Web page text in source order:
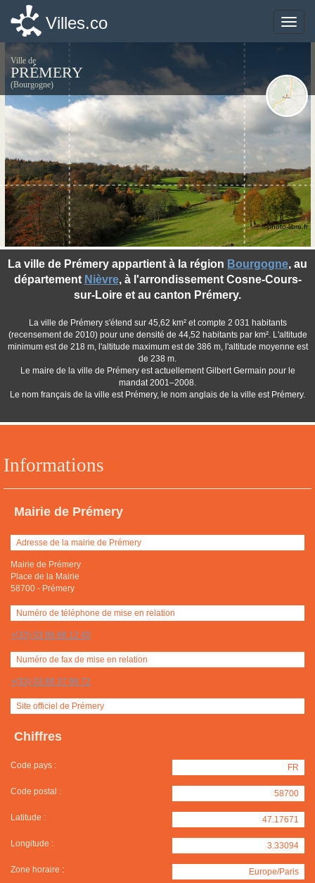
Toggle
Villes.co
Ville de
PRÉMERY
(Bourgogne)
Informations
Mairie de Prémery
Adresse de la mairie de Prémery
Mairie de Prémery
Place de la Mairie
58700 - Prémery
Numéro de téléphone de mise en relation
+(33) 03 86 68 12 40
Numéro de fax de mise en relation
+(33) 03 86 37 98 72
Site officiel de Prémery
Chiffres
Code pays : FR
Code postal : 58700
Latitude : 47.17671
Longitude : 3.33094
Zone horaire : Europe/Paris
La ville de Prémery appartient à la région Bourgogne, au
département Nièvre, à l'arrondissement Cosne-Cours-
sur-Loire et au canton Prémery.
La ville de Prémery s'étend sur 45,62 km² et compte 2 031 habitants
(recensement de 2010) pour une densité de 44,52 habitants par km². L'altitude
minimum est de 218 m, l'altitude maximum est de 386 m, l'altitude moyenne est
de 238 m.
Le maire de la ville de Prémery est actuellement Gilbert Germain pour le
mandat 2001–2008.
Le nom français de la ville est Prémery, le nom anglais de la ville est Prémery.
©photo-libre.fr
Toggle
Villes.co